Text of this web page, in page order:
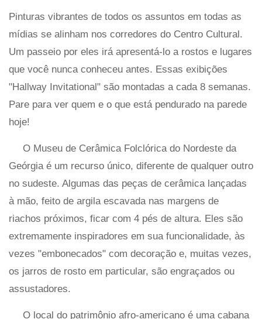
Pinturas vibrantes de todos os assuntos em todas as
mídias se alinham nos corredores do Centro Cultural.
Um passeio por eles irá apresentá-lo a rostos e lugares
que você nunca conheceu antes. Essas exibições
"Hallway Invitational" são montadas a cada 8 semanas.
Pare para ver quem e o que está pendurado na parede
hoje!
O Museu de Cerâmica Folclórica do Nordeste da
Geórgia é um recurso único, diferente de qualquer outro
no sudeste. Algumas das peças de cerâmica lançadas
à mão, feito de argila escavada nas margens de
riachos próximos, ficar com 4 pés de altura. Eles são
extremamente inspiradores em sua funcionalidade, às
vezes "embonecados" com decoração e, muitas vezes,
os jarros de rosto em particular, são engraçados ou
assustadores.
O local do patrimônio afro-americano é uma cabana